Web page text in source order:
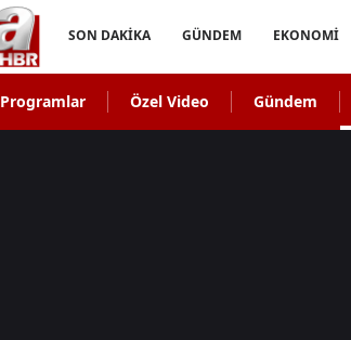
SON DAKİKA GÜNDEM EKONOMİ
Programlar Özel Video Gündem